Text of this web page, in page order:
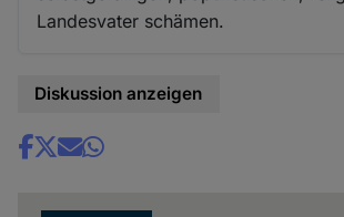
Landesvater schämen.
Diskussion anzeigen
Share